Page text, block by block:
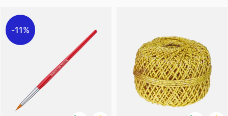
11%